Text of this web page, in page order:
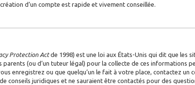
d’un compte est rapide et vivement conseillée.
Protection Actde 1998) est une loi aux États-Unis qui dit que les
(ou d’un tuteur légal) pour la collecte de ces informations
enregistrez ou que quelqu’un le fait à votre place, contactez
conseils juridiques et ne sauraient être contactés pour des